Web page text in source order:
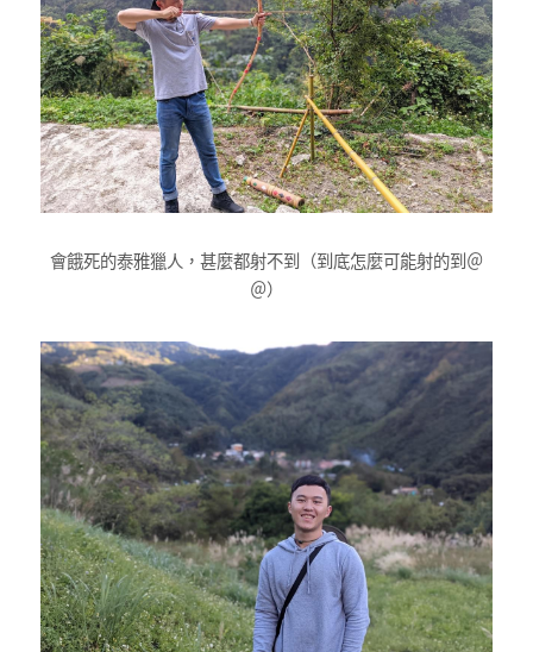
會餓死的泰雅獵人，甚麼都射不到（到底怎麼可能射的到＠
＠）